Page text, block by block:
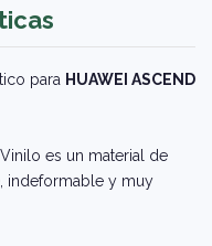
para HUAWEI ASCEND
es un material de
indeformable y muy